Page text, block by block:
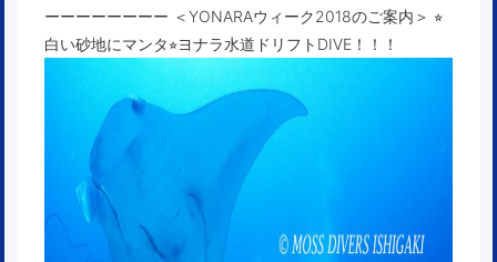
ーーーーーーーー ＜YONARAウィーク2018のご案内＞ ⭐︎
白い砂地にマンタ⭐︎ヨナラ水道ドリフトDIVE！！！